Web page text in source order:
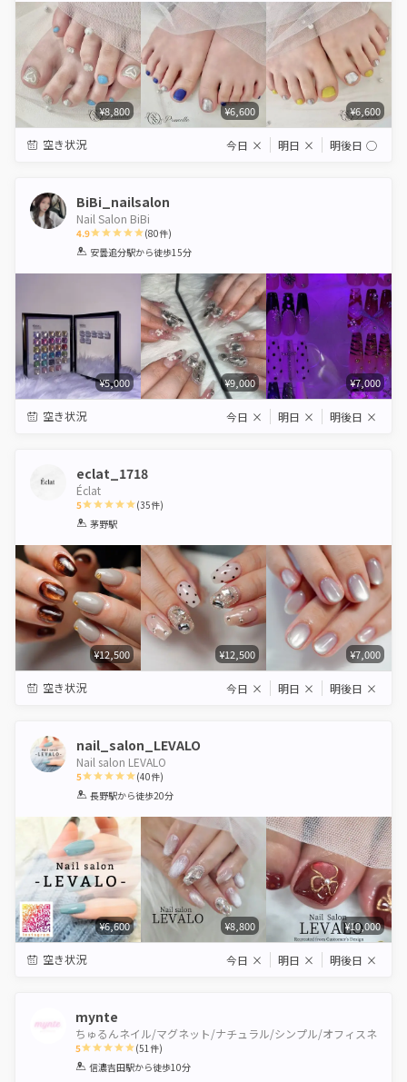
¥8,800 ¥6,600 ¥6,600
空き状況 今日 × 明日 × 明後日 ◯
BiBi_nailsalon
Nail Salon BiBi
4.9
1 2 3 4 5
(80件)
安曇追分駅から徒歩15分
¥5,000 ¥9,000 ¥7,000
空き状況 今日 × 明日 × 明後日 ×
eclat_1718
Éclat
5
1 2 3 4
(35件)
茅野駅
¥12,500 ¥12,500 ¥7,000
空き状況 今日 × 明日 × 明後日 ×
nail_salon_LEVALO
Nail salon LEVALO
5
1 2 3 4 5
(40件)
長野駅から徒歩20分
¥6,600 ¥8,800 ¥10,000
空き状況 今日 × 明日 × 明後日 ×
mynte
ちゅるんネイル/マグネット/ナチュラル/シンプル/オフィスネ
5
1 2 3 4 5
(51 件)
信濃吉田駅から徒歩10分